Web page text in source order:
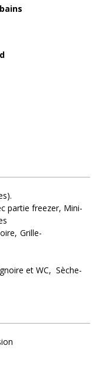
partie freezer Mini-
Grille-
et WC
Sèche-